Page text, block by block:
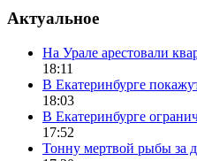
Актуальное
На Урале арестовали
18:11
В Екатеринбурге
18:03
В Екатеринбурге
17:52
Тонну мертвой рыбы за